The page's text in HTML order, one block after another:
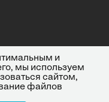
"Бизнес Инсайт
и ОГРН
и
мы используем
сайтом,
файлов